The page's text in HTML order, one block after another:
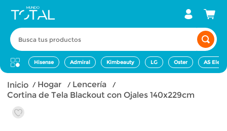
Busca tus productos
Hisense Admiral Kimbeauty LG Oster AS
hogar
lencería
Cortina de Tela Blackout con Ojales 140x229cm